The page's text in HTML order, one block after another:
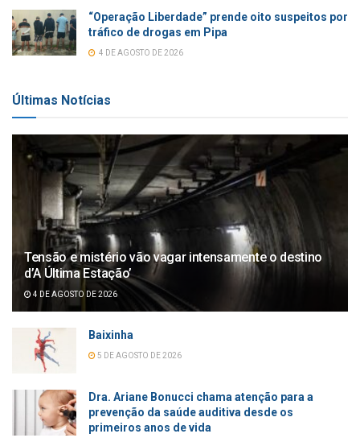
“Operação Liberdade” prende oito suspeitos por
tráfico de drogas em Pipa
4 DE AGOSTO DE 2026
Últimas Notícias
Tensão e mistério vão vagar intensamente o destino
d’A Última Estação’
4 DE AGOSTO DE 2026
Baixinha
5 DE AGOSTO DE 2026
Dra. Ariane Bonucci chama atenção para a
prevenção da saúde auditiva desde os
primeiros anos de vida